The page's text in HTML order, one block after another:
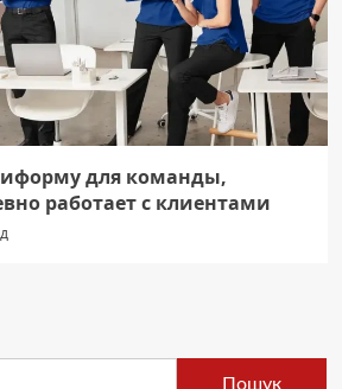
для команды,
работает с клиентами
Пошук